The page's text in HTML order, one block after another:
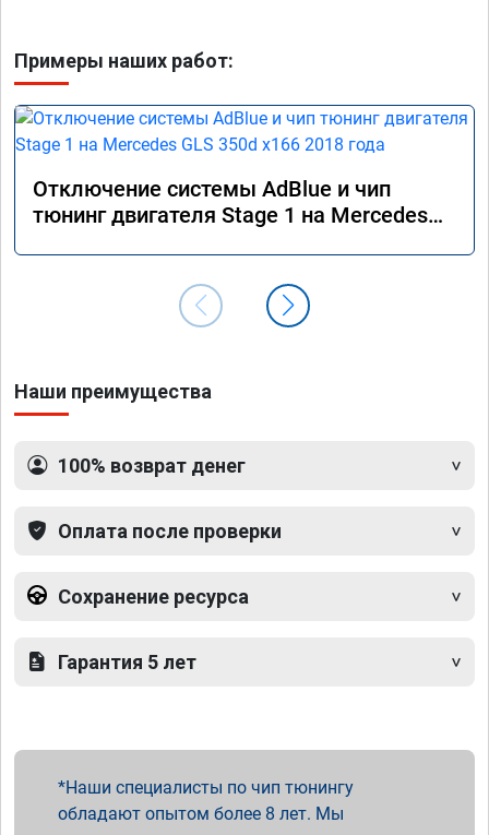
Примеры наших работ:
Отключение системы AdBlue и чип
тюнинг двигателя Stage 1 на Mercedes
Наши преимущества
100% возврат денег
Оплата после проверки
Сохранение ресурса
Гарантия 5 лет
Наши специалисты по чип тюнингу
обладают опытом более 8 лет. Мы